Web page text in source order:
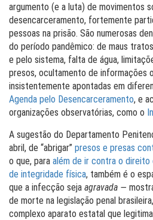
argumento (e a luta) de movimentos
desencarceramento, fortemente
pessoas na prisão. São numerosas
do período pandêmico: de maus
e pelo sistema, falta de água,
presos, ocultamento de informações
insistentemente apontadas em
Agenda pelo Desencarceramento, e
organizações observatórias, como o
A sugestão do Departamento
abril, de “abrigar” presos e presas
o que, para além de ir contra o
de integridade física, também é o
que a infecção seja agravada —
de morte na legislação penal
complexo aparato estatal que